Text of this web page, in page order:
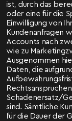
ist, durch das
oder eine für die
Einwilligung von
Kundenanfragen
Accounts nach
wie zu
Ausgenommen
Daten, die
Rechtsansprüchen
Schadenersatz/
sind. Sämtliche
für die Dauer der